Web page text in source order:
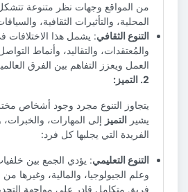
من المواقع وجهات نظر متنوعة
المحلية، والتأثيرات الثقافية،
التنوع الثقافي: يشمل هذا الاختلافات
والمُعتقدات، والتقاليد، وأنماط
العمل ويعزز التفاهم بين الفرق
2. التميز:
يتجاوز التنوع مجرد وجود أشخاص
يشير التميز إلى المهارات،
الفريدة التي يجلبها كل فرد:
التنوع التعليمي: يؤدي الجمع بين
وعلم الجيولوجيا، والمالية، وغيرها
فريق متكامل قادر على مواجهة